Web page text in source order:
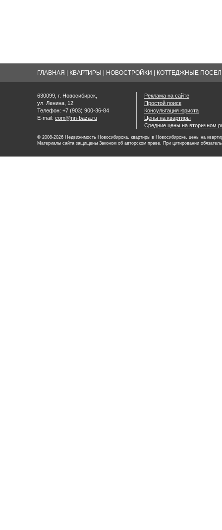
ГЛАВНАЯ КВАРТИРЫ НОВОСТРОЙКИ КОТТЕДЖНЫЕ
630099, г. Новосибирск,
ул. Ленина, 12
Телефон: +7 (903) 900-36-84
E-mail: com@nn-baza.ru
Реклама на сайте
Простой поиск
Консультация юриста
Цены на квартиры
Средние цены на вторичном
© 2008-2026 Недвижимость Новосибирска, квартиры в Новосибирске, цены на
Материалы сайта защищены Законом об авторском праве. При цитировании